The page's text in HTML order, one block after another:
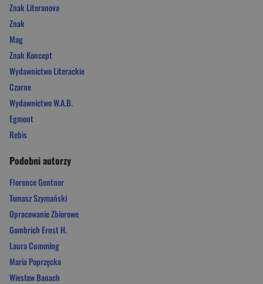
Znak Literanova
Znak
Mag
Znak Koncept
Wydawnictwo Literackie
Czarne
Wydawnictwo W.A.B.
Egmont
Rebis
Podobni autorzy
Florence Gentner
Tomasz Szymański
Opracowanie Zbiorowe
Gombrich Ernst H.
Laura Cumming
Maria Poprzęcka
Wiesław Banach